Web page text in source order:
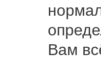
Вам